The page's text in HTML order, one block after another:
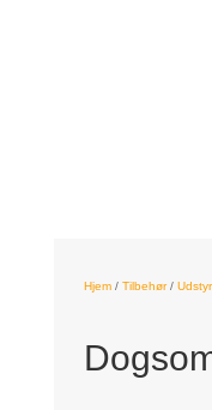
Hjem/ Tilbehør/ Udstyr